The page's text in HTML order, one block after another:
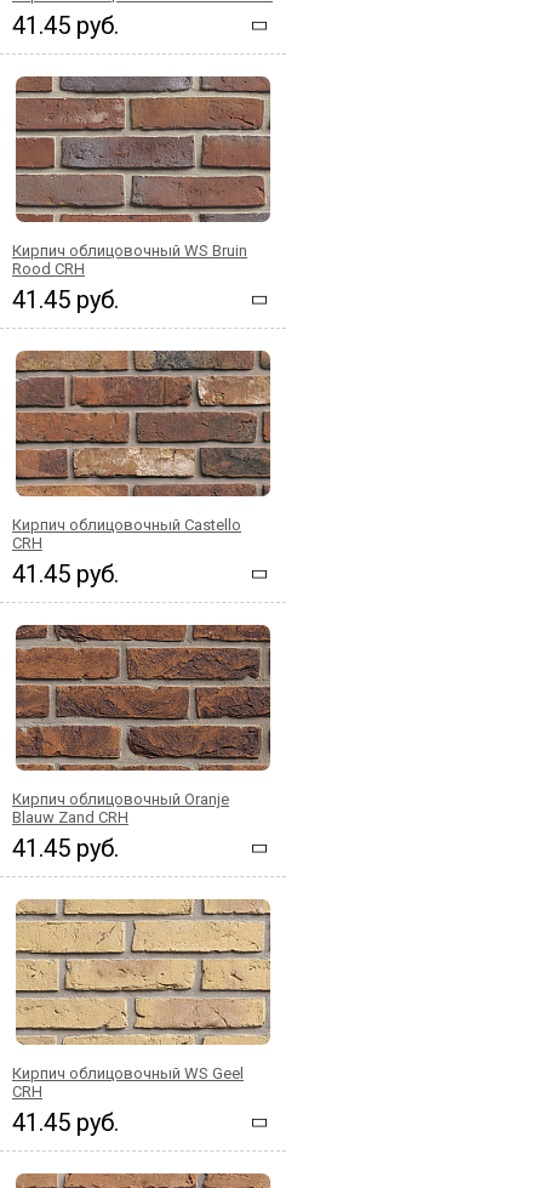
41.45 руб.
Кирпич облицовочный WS Bruin
Rood CRH
41.45 руб.
Кирпич облицовочный Castello
CRH
41.45 руб.
Кирпич облицовочный Oranje
Blauw Zand CRH
41.45 руб.
Кирпич облицовочный WS Geel
CRH
41.45 руб.